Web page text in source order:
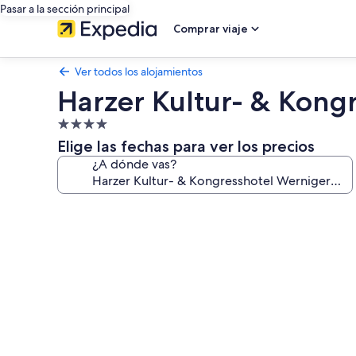
Pasar a la sección principal
Comprar viaje
Ver todos los alojamientos
Harzer Kultur- &
Alojamiento
de
4.0 estrellas
Elige las fechas para ver los precios
¿A dónde vas?